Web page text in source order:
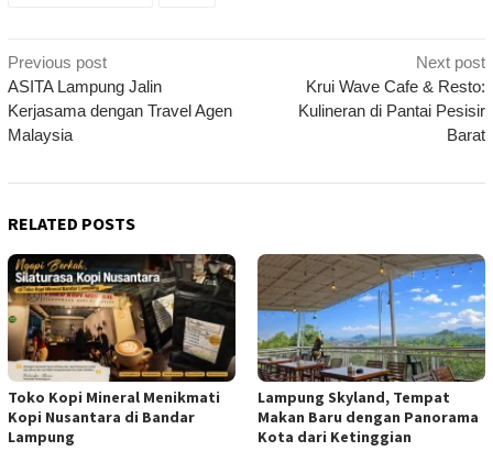
Post
navigation
Previous post
ASITA Lampung Jalin
Kerjasama dengan Travel Agen
Malaysia
Next post
Krui Wave Cafe & Resto:
Kulineran di Pantai Pesisir
Barat
RELATED POSTS
Toko Kopi Mineral Menikmati
Kopi Nusantara di Bandar
Lampung
Lampung Skyland, Tempat
Makan Baru dengan Panorama
Kota dari Ketinggian